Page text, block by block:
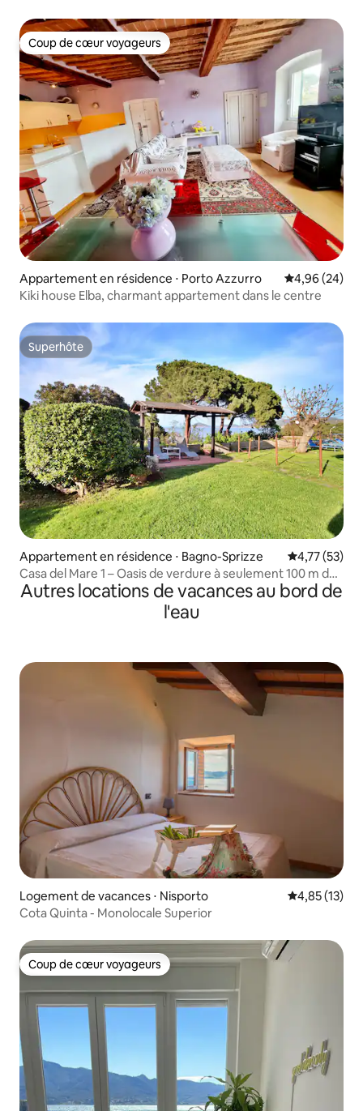
Coup de cœur voyageurs
Coup de cœur voyageurs
Appartement en résidence ⋅ Porto Azzurro Évaluation
4,96 (24)
Kiki house Elba, charmant appartement dans le centre
Superhôte
Superhôte
Appartement en résidence ⋅ Bagno-Sprizze Évaluation
4,77 (53)
Casa del Mare 1 – Oasis de verdure à seulement 100 m de
la mer !
Autres locations de vacances au bord de
l'eau
Logement de vacances ⋅ Nisporto Évaluation
4,85 (13)
Cota Quinta - Monolocale Superior
Coup de cœur voyageurs
Coup de cœur voyageurs